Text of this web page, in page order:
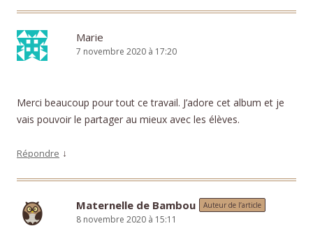
Marie
7 novembre 2020 à 17:20
Merci beaucoup pour tout ce travail. J’adore cet album et je
vais pouvoir le partager au mieux avec les élèves.
Répondre ↓
Maternelle de Bambou Auteur de l’article
8 novembre 2020 à 15:11